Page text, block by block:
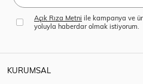
Açık Rıza Metni ile kampanya ve
yoluyla haberdar olmak istiyorum.
KURUMSAL